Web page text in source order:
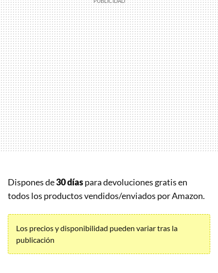
Dispones de30 díaspara devoluciones gratis en
todos los productos vendidos/enviados por Amazon.
Los precios y disponibilidad pueden variar tras la
publicación